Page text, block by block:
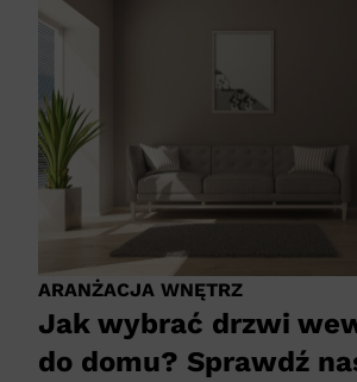
ARANŻACJA WNĘTRZ
Jak wybrać drzwi
do domu? Sprawdź